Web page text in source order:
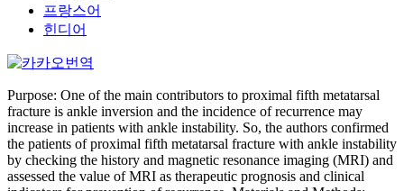
프랑스어
힌디어
Purpose: One of the main contributors to proximal fifth metatarsal
fracture is ankle inversion and the incidence of recurrence may
increase in patients with ankle instability. So, the authors confirmed
the patients of proximal fifth metatarsal fracture with ankle instability
by checking the history and magnetic resonance imaging (MRI) and
assessed the value of MRI as therapeutic prognosis and clinical